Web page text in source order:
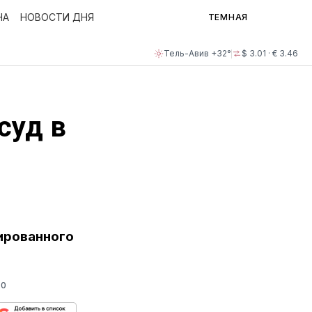
Тель-Авив +32° $ 3.01 · € 3.46
НОВОСТИ ДНЯ ТЕМНАЯ
в